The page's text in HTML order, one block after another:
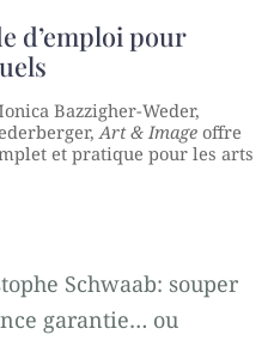
d’emploi pour
Bazzigher-Weder,
Art & Image offre
et pratique pour les arts